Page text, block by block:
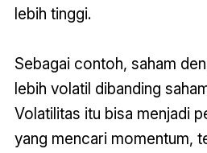
lebih tinggi.
Sebagai contoh, saham
lebih volatil dibanding
Volatilitas itu bisa menjadi
yang mencari momentum,